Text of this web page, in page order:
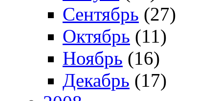
Сентябрь (27)
Октябрь (11)
Ноябрь (16)
Декабрь (17)